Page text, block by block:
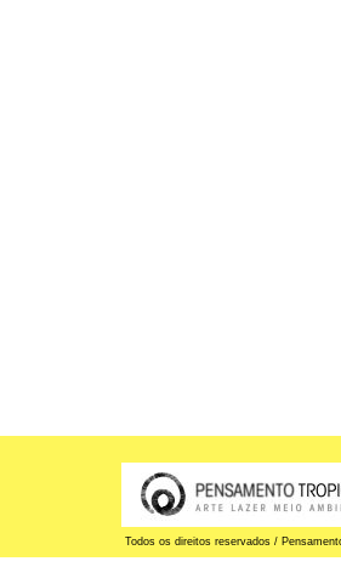
Todos os direitos reservados /